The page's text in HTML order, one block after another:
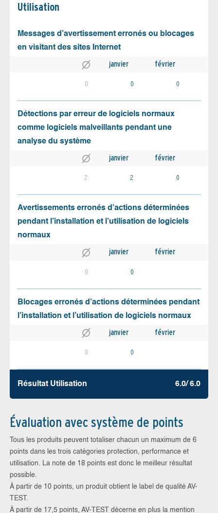
Utilisation
Messages d’avertissement erronés ou blocages
en visitant des sites Internet
janvier février
0 0 0
Détections par erreur de logiciels normaux
comme logiciels malveillants pendant une
analyse du système
janvier février
2 2 0
Avertissements erronés d’actions déterminées
pendant l’installation et l’utilisation de logiciels
normaux
janvier février
0 0
Blocages erronés d’actions déterminées pendant
l’installation et l’utilisation de logiciels normaux
janvier février
0 0
Résultat Utilisation 6.0/ 6.0
Évaluation avec système de points
Tous les produits peuvent totaliser chacun un maximum de 6
points dans les trois catégories protection, performance et
utilisation. La note de 18 points est donc le meilleur résultat
possible.
À partir de 10 points, un produit obtient le label de qualité AV-
TEST.
À partir de 17,5 points, AV-TEST décerne en plus la mention